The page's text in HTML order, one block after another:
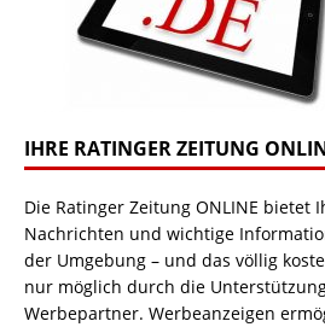
IHRE RATINGER ZEITUNG
Die Ratinger Zeitung ONLINE bietet
Nachrichten und wichtige
der Umgebung – und das völlig
nur möglich durch die
Werbepartner. Werbeanzeigen